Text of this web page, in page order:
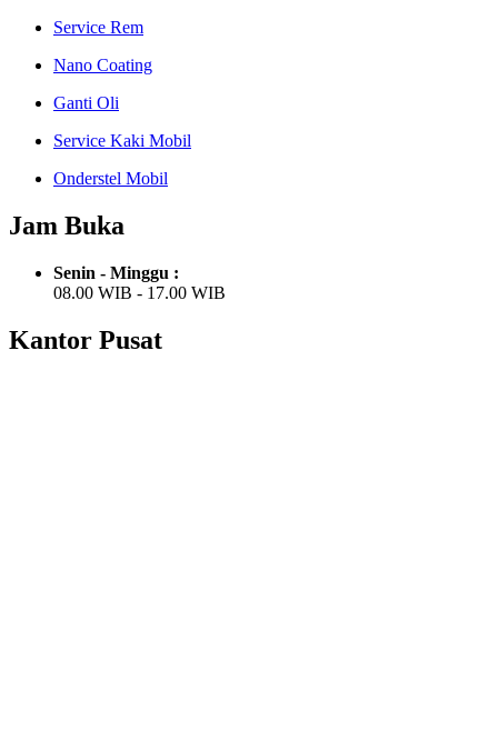
Service Rem
Nano Coating
Ganti Oli
Service Kaki Mobil
Onderstel Mobil
Jam Buka
Senin - Minggu :
08.00 WIB - 17.00 WIB
Kantor Pusat